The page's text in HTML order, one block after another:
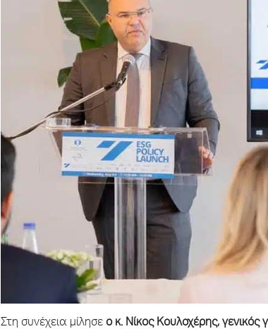
Στη συνέχεια μίλησε ο κ. Νίκος Κουλοχέρης,